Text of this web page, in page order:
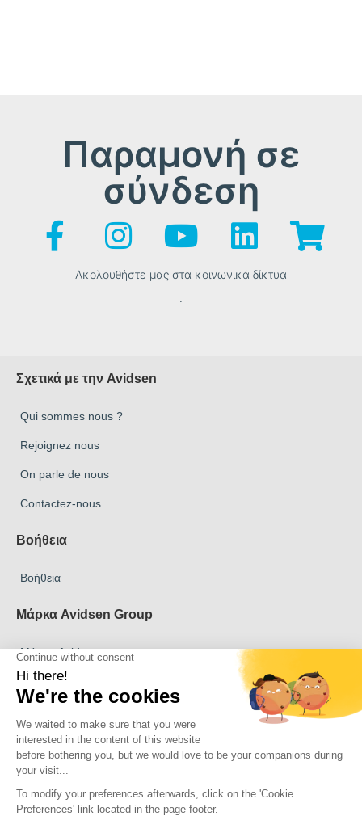
Παραμονή σε
σύνδεση
Ακολουθήστε μας στα κοινωνικά δίκτυα
.
Σχετικά με την Avidsen
Qui sommes nous ?
Rejoignez nous
On parle de nous
Contactez-nous
Βοήθεια
Βοήθεια
Μάρκα Avidsen Group
Μάρκα Avidsen
Μάρκα Extel
Μάρκα Thomson
Avidsen